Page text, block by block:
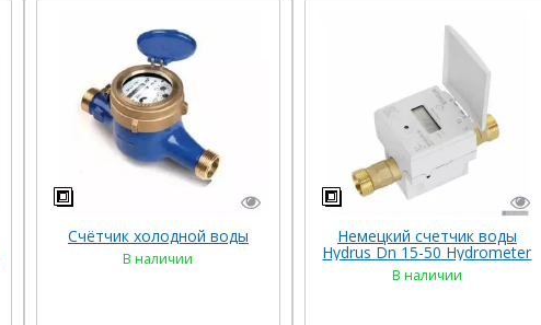
Счётчик холодной воды
В наличии
Немецкий счетчик воды
Hydrus Dn 15-50 Hydrometer
В наличии